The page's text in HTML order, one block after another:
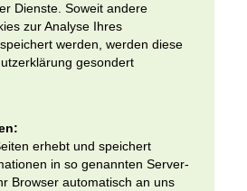
Dienste. Soweit andere
zur Analyse Ihres
werden, werden diese
gesondert
erhebt und speichert
in so genannten Server-
Browser automatisch an uns